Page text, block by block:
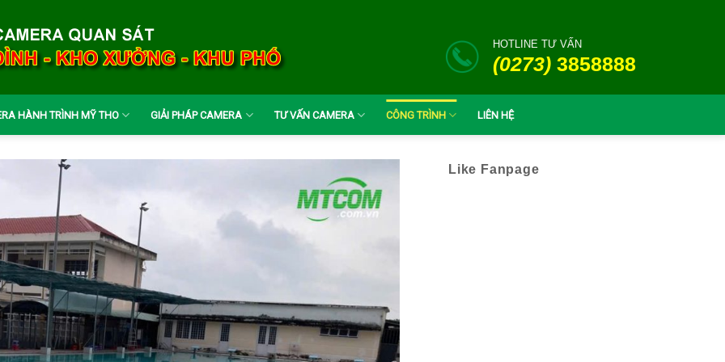
HOTLINE TƯ VẤN
(0273) 3858888
HÀNH TRÌNH MỸ THO GIẢI PHÁP CAMERA TƯ VẤN CAMERA CÔNG TRÌNH LIÊN HỆ
Like Fanpage